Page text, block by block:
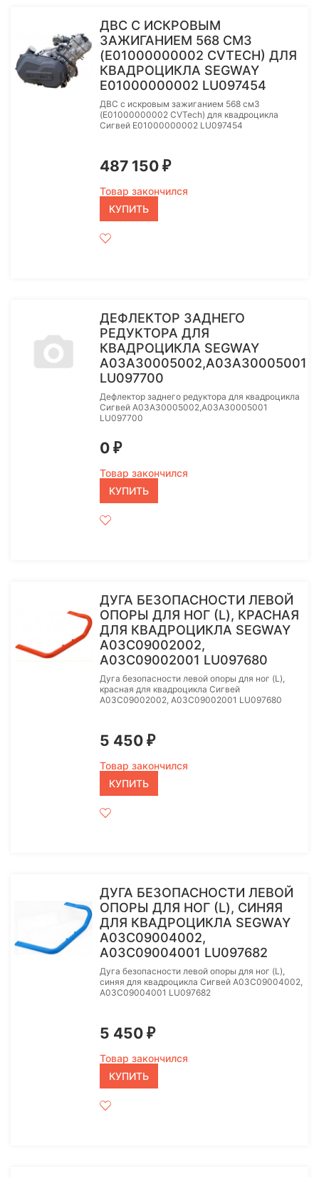
ДВС С ИСКРОВЫМ
ЗАЖИГАНИЕМ 568 СМ3
(E01000000002 CVTECH) ДЛЯ
КВАДРОЦИКЛА SEGWAY
E01000000002 LU097454
ДВС с искровым зажиганием 568 см3
(E01000000002 CVTech) для квадроцикла
Сигвей E01000000002 LU097454
487 150 ₽
Товар закончился
КУПИТЬ
ДЕФЛЕКТОР ЗАДНЕГО
РЕДУКТОРА ДЛЯ
КВАДРОЦИКЛА SEGWAY
A03A30005002,A03A30005001
LU097700
Дефлектор заднего редуктора для квадроцикла
Сигвей A03A30005002,A03A30005001
LU097700
0 ₽
Товар закончился
КУПИТЬ
ДУГА БЕЗОПАСНОСТИ ЛЕВОЙ
ОПОРЫ ДЛЯ НОГ (L), КРАСНАЯ
ДЛЯ КВАДРОЦИКЛА SEGWAY
A03C09002002,
A03C09002001 LU097680
Дуга безопасности левой опоры для ног (L),
красная для квадроцикла Сигвей
A03C09002002, A03C09002001 LU097680
5 450 ₽
Товар закончился
КУПИТЬ
ДУГА БЕЗОПАСНОСТИ ЛЕВОЙ
ОПОРЫ ДЛЯ НОГ (L), СИНЯЯ
ДЛЯ КВАДРОЦИКЛА SEGWAY
A03C09004002,
A03C09004001 LU097682
Дуга безопасности левой опоры для ног (L),
синяя для квадроцикла Сигвей A03C09004002,
A03C09004001 LU097682
5 450 ₽
Товар закончился
КУПИТЬ